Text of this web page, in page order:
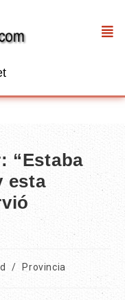
“Estaba
esta
/ Provincia